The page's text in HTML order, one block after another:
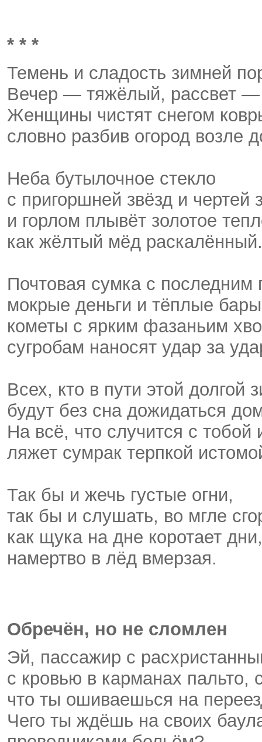
* * *
Темень и сладость зимней
Вечер — тяжёлый, рассвет
Женщины чистят снегом
словно разбив огород возле
Неба бутылочное стекло
с пригоршней звёзд и чертей
и горлом плывёт золотое
как жёлтый мёд раскалённый.
Почтовая сумка с последним
мокрые деньги и тёплые
кометы с ярким фазаньим
сугробам наносят удар за
Всех, кто в пути этой долгой
будут без сна дожидаться
На всё, что случится с тобой
ляжет сумрак терпкой
Так бы и жечь густые огни,
так бы и слушать, во мгле
как щука на дне коротает дни,
намертво в лёд вмерзая.
Обречён, но не сломлен
Эй, пассажир с
с кровью в карманах пальто,
что ты ошиваешься на
Чего ты ждёшь на своих